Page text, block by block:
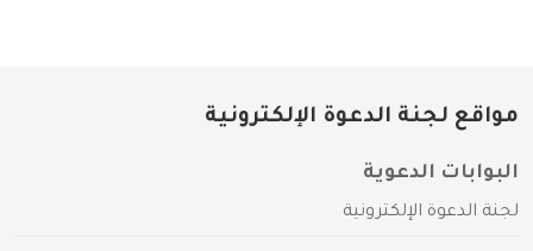
مواقع لجنة الدعوة الإلكترونية
البوابات الدعوية
لجنة الدعوة الإلكترونية